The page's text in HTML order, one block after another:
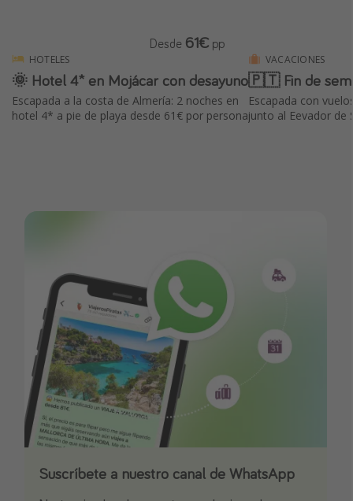
HOTELES
🌞 Hotel 4* en Mojácar con desayuno
Escapada a la costa de Almería: 2 noches en
hotel 4* a pie de playa desde 61€ por persona
Desde 61€ pp
VACACIONES
🇵🇹 Fin de
Escapada con
junto al Eevador de
Suscríbete a nuestro canal de WhatsApp
Descarga nuestra app
¡Suscríbete a nuestro canal de Telegram!